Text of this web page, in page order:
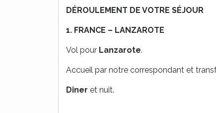
DÉROULEMENT DE VOTRE SÉJOUR
1. FRANCE – LANZAROTE
Vol pour Lanzarote.
Accueil par notre correspondant et
Dîner et nuit.